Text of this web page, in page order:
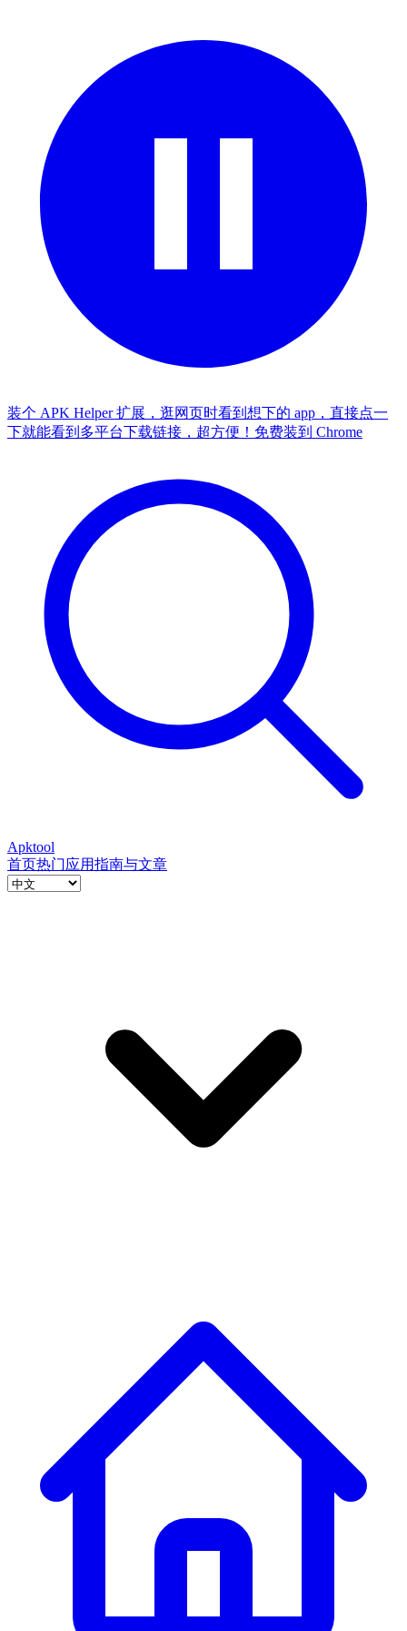
装个 APK Helper 扩展，逛网页时看到想下的 app，直接点一
下就能看到多平台下载链接，超方便！ 免费装到 Chrome
Apktool
首页热门应用指南与文章